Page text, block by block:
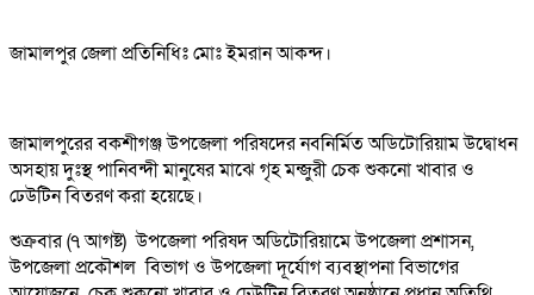
জামালপুর জেলা প্রতিনিধিঃ মোঃ ইমরান আকন্দ।
জামালপুরের বকশীগঞ্জ উপজেলা পরিষদের নবনির্মিত অডিটোরিয়াম উদ্বোধন
অসহায় দুঃস্থ পানিবন্দী মানুষের মাঝে গৃহ মন্জুরী চেক শুকনো খাবার ও
ঢেউটিন বিতরণ করা হয়েছে।
শুক্রবার (৭ আগষ্ট) উপজেলা পরিষদ অডিটোরিয়ামে উপজেলা প্রশাসন,
উপজেলা প্রকৌশল বিভাগ ও উপজেলা দূর্যোগ ব্যবস্থাপনা বিভাগের